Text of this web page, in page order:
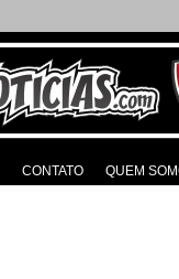
CONTATO QUEM